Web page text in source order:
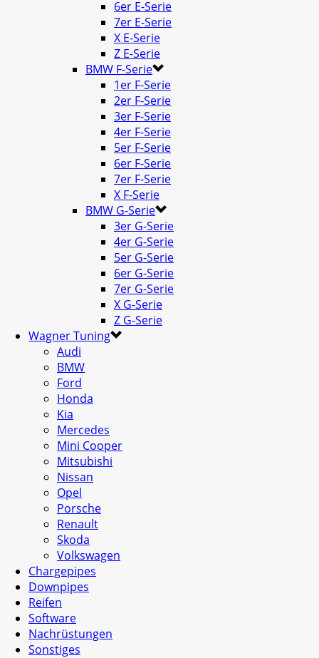
6er E-Serie
7er E-Serie
X E-Serie
Z E-Serie
BMW F-Serie
1er F-Serie
2er F-Serie
3er F-Serie
4er F-Serie
5er F-Serie
6er F-Serie
7er F-Serie
X F-Serie
BMW G-Serie
3er G-Serie
4er G-Serie
5er G-Serie
6er G-Serie
7er G-Serie
X G-Serie
Z G-Serie
Wagner Tuning
Audi
BMW
Ford
Honda
Kia
Mercedes
Mini Cooper
Mitsubishi
Nissan
Opel
Porsche
Renault
Skoda
Volkswagen
Chargepipes
Downpipes
Reifen
Software
Nachrüstungen
Sonstiges